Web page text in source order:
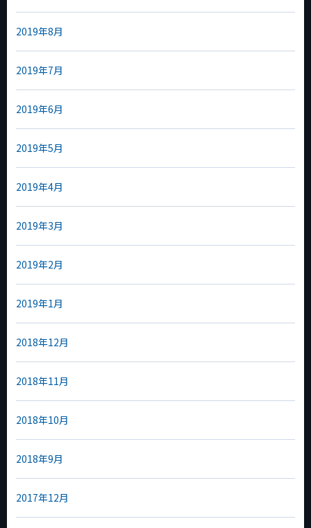
2019年8月
2019年7月
2019年6月
2019年5月
2019年4月
2019年3月
2019年2月
2019年1月
2018年12月
2018年11月
2018年10月
2018年9月
2017年12月